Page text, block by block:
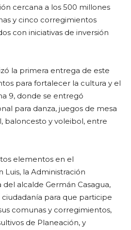
cercana a los 500 millones
y cinco corregimientos
con iniciativas de inversión
la primera entrega de este
para fortalecer la cultura y el
9, donde se entregó
para danza, juegos de mesa
baloncesto y voleibol, entre
elementos en el
Luis, la Administración
alcalde Germán Casagua,
para que participe
comunas y corregimientos,
de Planeación, y